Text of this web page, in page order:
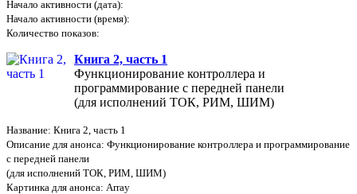
Начало активности (дата):
Начало активности (время):
Количество показов:
Книга 2, часть 1
Функционирование контроллера и
программирование с передней панели
(для исполнений ТОК, РИМ, ШИМ)
Название: Книга 2, часть 1
Описание для анонса: Функционирование контроллера и программирование
с передней панели
(для исполнений ТОК, РИМ, ШИМ)
Картинка для анонса: Array